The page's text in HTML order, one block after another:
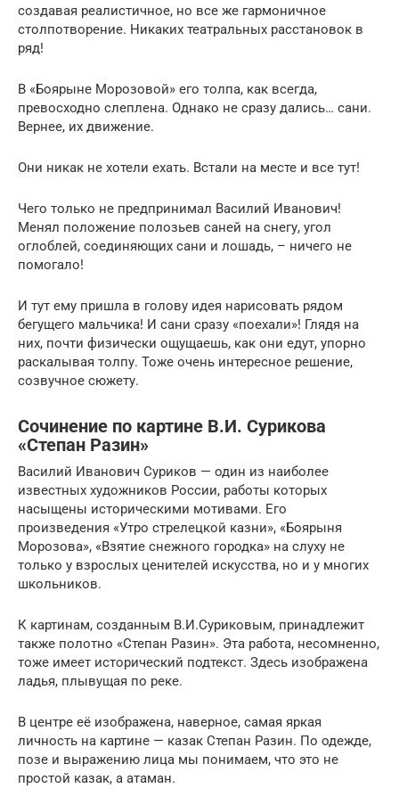
создавая реалистичное, но все же гармоничное
столпотворение. Никаких театральных расстановок в
ряд!
В «Боярыне Морозовой» его толпа, как всегда,
превосходно слеплена. Однако не сразу дались… сани.
Вернее, их движение.
Они никак не хотели ехать. Встали на месте и все тут!
Чего только не предпринимал Василий Иванович!
Менял положение полозьев саней на снегу, угол
оглоблей, соединяющих сани и лошадь, – ничего не
помогало!
И тут ему пришла в голову идея нарисовать рядом
бегущего мальчика! И сани сразу «поехали»! Глядя на
них, почти физически ощущаешь, как они едут, упорно
раскалывая толпу. Тоже очень интересное решение,
созвучное сюжету.
Сочинение по картине В.И. Сурикова
«Степан Разин»
Василий Иванович Суриков — один из наиболее
известных художников России, работы которых
насыщены историческими мотивами. Его
произведения «Утро стрелецкой казни», «Боярыня
Морозова», «Взятие снежного городка» на слуху не
только у взрослых ценителей искусства, но и у многих
школьников.
К картинам, созданным В.И.Суриковым, принадлежит
также полотно «Степан Разин». Эта работа, несомненно,
тоже имеет исторический подтекст. Здесь изображена
ладья, плывущая по реке.
В центре её изображена, наверное, самая яркая
личность на картине — казак Степан Разин. По одежде,
позе и выражению лица мы понимаем, что это не
простой казак, а атаман.